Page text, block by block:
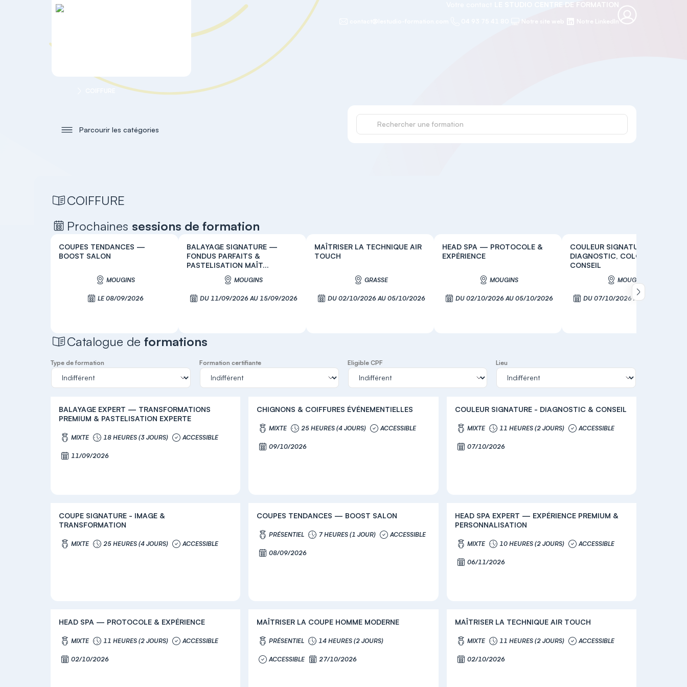
LE STUDIO CENTRE DE FORMATION
Notre LinkedIn
Parcourir les catégories
COIFFURE
Prochaines sessions de formation
COUPES TENDANCES —
BOOST SALON
MOUGINS
LE 08/09/2026
BALAYAGE SIGNATURE —
FONDUS PARFAITS &
PASTELISATION MAÎT...
MOUGINS
DU 11/09/2026 AU 15/09/2026
MAÎTRISER LA TECHNIQUE AIR
TOUCH
GRASSE
DU 02/10/2026 AU 05/10/2026
HEAD SPA — PROTOCOLE &
EXPÉRIENCE
MOUGINS
DU 02/10/2026 AU 05/10/2026
COULEUR SIGNATURE —
DIAGNOSTIC, COLORIMÉTRIE &
CONSEIL
MOUGINS
DU 07/10/2026 AU 08/10/2026
Défiler vers
Catalogue deformations
Type de formation Formation certifiante Eligible CPF Lieu
BALAYAGE EXPERT — TRANSFORMATIONS
PREMIUM & PASTELISATION EXPERTE
MIXTE 18 HEURES (3 JOURS) ACCESSIBLE
11/09/2026
CHIGNONS & COIFFURES ÉVÉNEMENTIELLES
MIXTE 25 HEURES (4 JOURS) ACCESSIBLE
09/10/2026
COULEUR SIGNATURE - DIAGNOSTIC & CONSEIL
MIXTE 11 HEURES (2 JOURS) ACCESSIBLE
07/10/2026
COUPE SIGNATURE - IMAGE &
TRANSFORMATION
MIXTE 25 HEURES (4 JOURS) ACCESSIBLE
COUPES TENDANCES — BOOST SALON
PRÉSENTIEL 7 HEURES (1 JOUR) ACCESSIBLE
08/09/2026
HEAD SPA EXPERT — EXPÉRIENCE PREMIUM &
PERSONNALISATION
MIXTE 10 HEURES (2 JOURS) ACCESSIBLE
06/11/2026
HEAD SPA — PROTOCOLE & EXPÉRIENCE
MIXTE 11 HEURES (2 JOURS) ACCESSIBLE
02/10/2026
MAÎTRISER LA COUPE HOMME MODERNE
PRÉSENTIEL 14 HEURES (2 JOURS)
ACCESSIBLE 27/10/2026
MAÎTRISER LA TECHNIQUE AIR TOUCH
MIXTE 11 HEURES (2 JOURS) ACCESSIBLE
02/10/2026